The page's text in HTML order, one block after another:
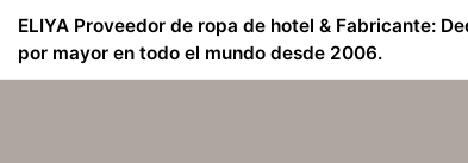
ELIYA Proveedor de ropa de hotel & Fabricante:
por mayor en todo el mundo desde 2006.